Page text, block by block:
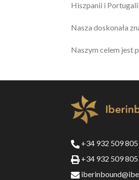
Hiszpanii i
Nasza doskonała
Naszym celem jest
+34 932 509 805
+34 932 509 805